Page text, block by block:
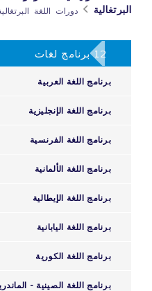
البرتغالية
دورات اللغة
12 برنامج لغات
برنامج اللغة العربية
برنامج اللغة الإنجليزية
برنامج اللغة الفرنسية
برنامج اللغة الألمانية
برنامج اللغة الإيطالية
برنامج اللغة اليابانية
برنامج اللغة الكورية
برنامج اللغة الصينية -